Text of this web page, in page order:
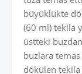
büyüklükte
(60 ml) tekila
üstteki
buzlara
dökülen tekila